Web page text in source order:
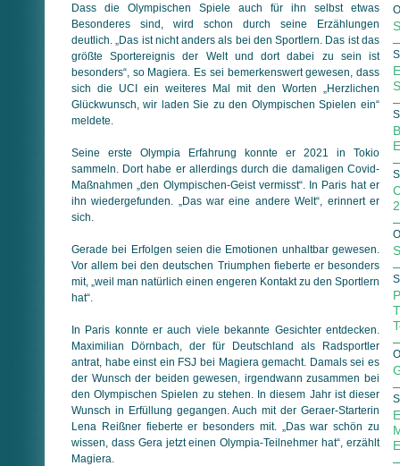
Dass die Olympischen Spiele auch für ihn selbst etwas
Besonderes sind, wird schon durch seine Erzählungen
deutlich. „Das ist nicht anders als bei den Sportlern. Das ist das
größte Sportereignis der Welt und dort dabei zu sein ist
besonders“, so Magiera. Es sei bemerkenswert gewesen, dass
sich die UCI ein weiteres Mal mit den Worten „Herzlichen
Glückwunsch, wir laden Sie zu den Olympischen Spielen ein“
meldete.
Seine erste Olympia Erfahrung konnte er 2021 in Tokio
sammeln. Dort habe er allerdings durch die damaligen Covid-
Maßnahmen „den Olympischen-Geist vermisst“. In Paris hat er
ihn wiedergefunden. „Das war eine andere Welt“, erinnert er
sich.
Gerade bei Erfolgen seien die Emotionen unhaltbar gewesen.
Vor allem bei den deutschen Triumphen fieberte er besonders
mit, „weil man natürlich einen engeren Kontakt zu den Sportlern
hat“.
In Paris konnte er auch viele bekannte Gesichter entdecken.
Maximilian Dörnbach, der für Deutschland als Radsportler
antrat, habe einst ein FSJ bei Magiera gemacht. Damals sei es
der Wunsch der beiden gewesen, irgendwann zusammen bei
den Olympischen Spielen zu stehen. In diesem Jahr ist dieser
Wunsch in Erfüllung gegangen. Auch mit der Geraer-Starterin
Lena Reißner fieberte er besonders mit. „Das war schön zu
wissen, dass Gera jetzt einen Olympia-Teilnehmer hat“, erzählt
Magiera.